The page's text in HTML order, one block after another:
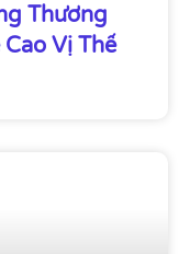
Thương
Vị Thế